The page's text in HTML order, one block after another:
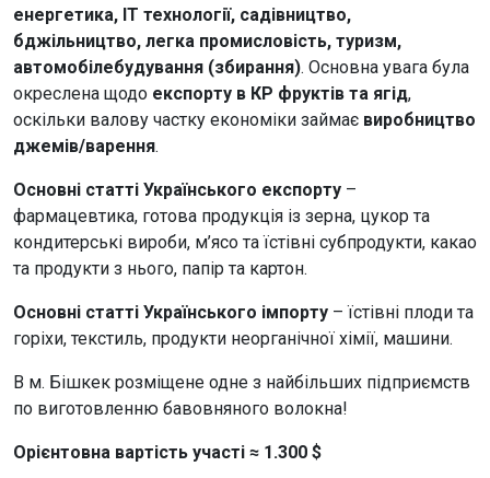
енергетика, IT технології, садівництво,
бджільництво, легка промисловість, туризм,
автомобілебудування (збирання). Основна увага була
окреслена щодо експорту в КР фруктів та ягід,
оскільки валову частку економіки займає виробництво
джемів/варення.
Основні статті Українського експорту –
фармацевтика, готова продукція із зерна, цукор та
кондитерські вироби, м’ясо та їстівні субпродукти, какао
та продукти з нього, папір та картон.
Основні статті Українського імпорту – їстівні плоди та
горіхи, текстиль, продукти неорганічної хімії, машини.
В м. Бішкек розміщене одне з найбільших підприємств
по виготовленню бавовняного волокна!
Орієнтовна вартість участі ≈ 1.300 $